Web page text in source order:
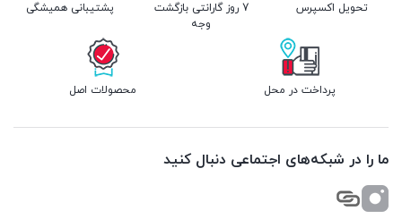
تحویل اکسپرس
7 روز گارانتی بازگشت
وجه
پشتیبانی همیشگی
پرداخت در محل محصولات اصل
ما را در شبکه‌های اجتماعی دنبال کنید